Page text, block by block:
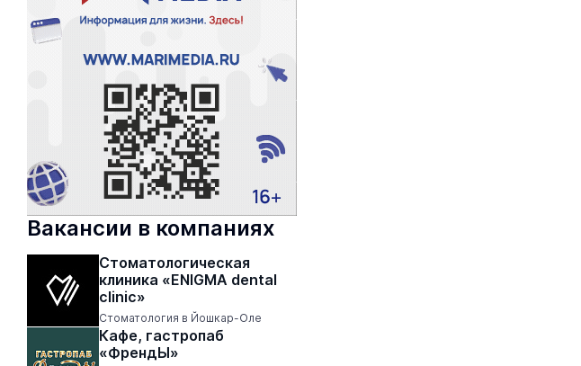
Вакансии в компаниях
Стоматологическая
клиника «ENIGMA dental
clinic»
Стоматология в Йошкар-Оле
Кафе, гастропаб
«ФрендЫ»